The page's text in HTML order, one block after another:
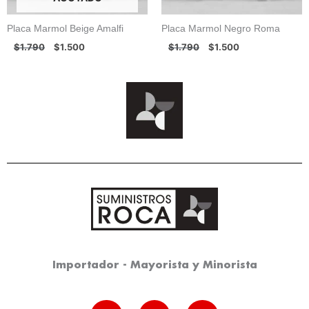
Placa Marmol Beige Amalfi
$1.790 $1.500
Placa Marmol Negro Roma
$1.790 $1.500
Importador - Mayorista y Minorista
I
P
Y